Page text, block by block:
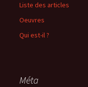
Liste des articles
Oeuvres
Qui est-il ?
Méta